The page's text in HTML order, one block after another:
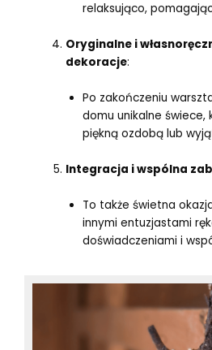
relaksująco,
Oryginalne i
dekoracje:
Po zakończeniu
domu unikalne
piękną ozdobą lub
Integracja i wspólna
To także świetna
innymi entuzjastami
doświadczeniami i